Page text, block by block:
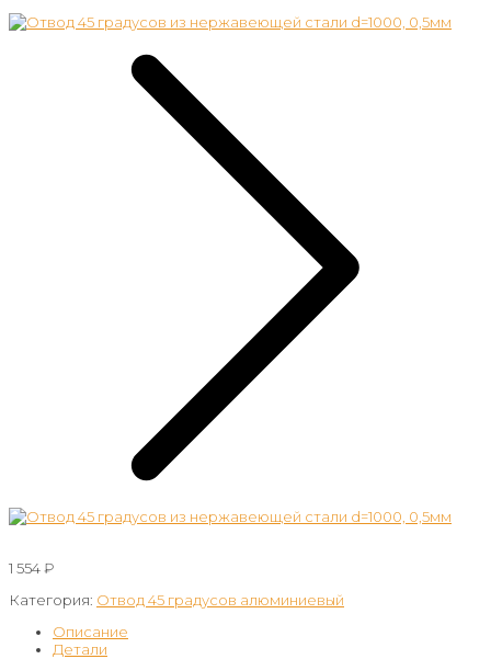
1 554₽
Категория: Отвод 45 градусов алюминиевый
Описание
Детали